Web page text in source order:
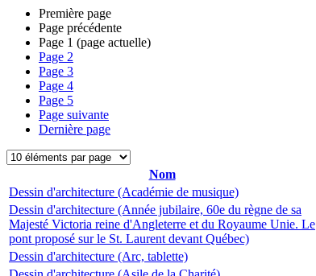
Première page
Page précédente
Page 1 (page actuelle)
Page 2
Page 3
Page 4
Page 5
Page suivante
Dernière page
Nom
Dessin d'architecture (Académie de musique)
Dessin d'architecture (Année jubilaire, 60e du règne de sa
Majesté Victoria reine d'Angleterre et du Royaume Unie. Le
pont proposé sur le St. Laurent devant Québec)
Dessin d'architecture (Arc, tablette)